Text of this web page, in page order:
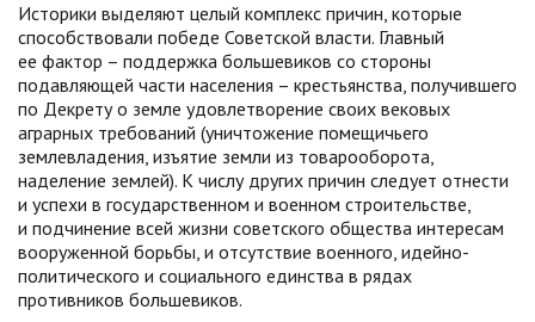
Историки выделяют целый комплекс причин, которые
способствовали победе Советской власти. Главный
ее фактор – поддержка большевиков со стороны
подавляющей части населения – крестьянства, получившего
по Декрету о земле удовлетворение своих вековых
аграрных требований (уничтожение помещичьего
землевладения, изъятие земли из товарооборота,
наделение землей). К числу других причин следует отнести
и успехи в государственном и военном строительстве,
и подчинение всей жизни советского общества интересам
вооруженной борьбы, и отсутствие военного, идейно-
политического и социального единства в рядах
противников большевиков.